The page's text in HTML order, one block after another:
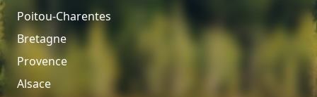
Poitou-Charentes
Bretagne
Provence
Alsace